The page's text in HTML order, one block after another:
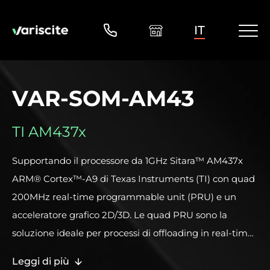
IT
VAR-SOM-AM43
TI AM437x
Supportando il processore da 1GHz Sitara™ AM437x
ARM® Cortex™-A9 di Texas Instruments (TI) con quad
200MHz real-time programmable unit (PRU) e un
acceleratore grafico 2D/3D. Le quad PRU sono la
soluzione ideale per processi di offloading in real-time
Leggi di più